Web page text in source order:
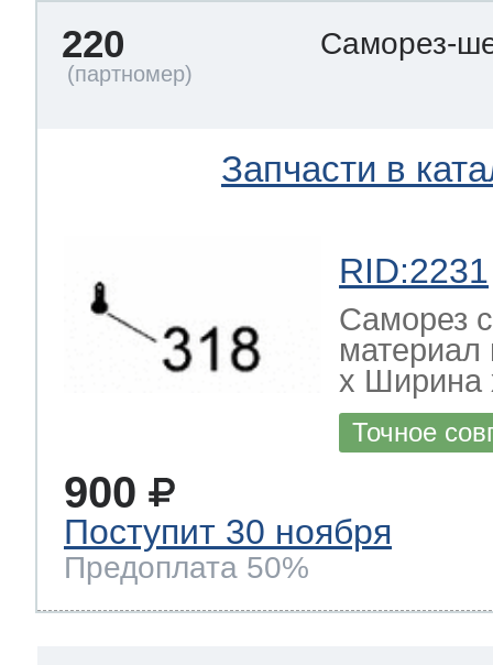
220 Саморез-
Запчасти в
RID:2231
Саморез
х Ширина
Точное
900
Поступит 30 ноября
Предоплата 50%